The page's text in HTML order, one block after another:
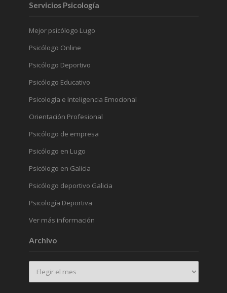
Servicios Psicología
Mejor psicólogo Lugo
Psicólogo Online
Psicólogo Deportivo
Psicólogo Educativo
Psicología e Inteligencia Emocional
Orientación Profesional
Psicólogo de empresa
Psicólogo en Lugo
Psicólogo en Galicia
Psicólogo deportivo Galicia
Psicología Deportiva
Ver más información
Archivo